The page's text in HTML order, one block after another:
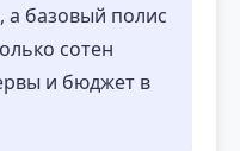
а базовый полис
сотен
и бюджет в